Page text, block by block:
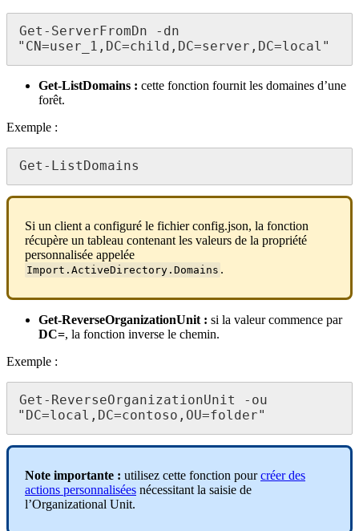
Get-ServerFromDn -dn
"CN=user_1,DC=child,DC=server,DC=local"
Get-ListDomains : cette fonction fournit les domaines d’une
forêt.
Exemple :
Get-ListDomains
Si un client a configuré le fichier config.json, la fonction
récupère un tableau contenant les valeurs de la propriété
personnalisée appelée
Import.ActiveDirectory.Domains .
Get-ReverseOrganizationUnit : si la valeur commence par
DC=, la fonction inverse le chemin.
Exemple :
Get-ReverseOrganizationUnit -ou
"DC=local,DC=contoso,OU=folder"
Note importante : utilisez cette fonction pourcréer des
actions personnalisées nécessitant la saisie de
l’Organizational Unit.